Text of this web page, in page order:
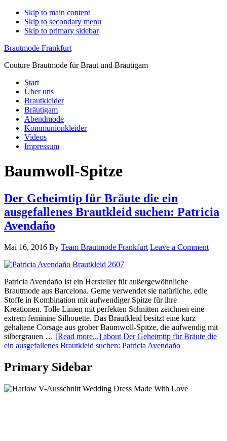
Skip to main content
Skip to secondary menu
Skip to primary sidebar
Brautmode Frankfurt
Couture Brautmode für Braut und Bräutigam
Start
Über uns
Brautkleider
Bräutigam
Abendmode
Kommunionkleider
Videos
Impressum
Baumwoll-Spitze
Der Geheimtip für Bräute die ein
ausgefallenes Brautkleid suchen: Patricia
Avendaño
Mai 16, 2016 By Team Brautmode Frankfurt Leave a Comment
Patricia Avendaño ist ein Hersteller für außergewöhnliche
Brautmode aus Barcelona. Gerne verwendet sie natürliche, edle
Stoffe in Kombination mit aufwendiger Spitze für ihre
Kreationen. Tolle Linien mit perfekten Schnitten zeichnen eine
extrem feminine Silhouette. Das Brautkleid besitzt eine kurz
gehaltene Corsage aus grober Baumwoll-Spitze, die aufwendig mit
silbergrauen … [Read more...] about Der Geheimtip für Bräute die
ein ausgefallenes Brautkleid suchen: Patricia Avendaño
Primary Sidebar